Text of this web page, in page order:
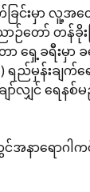
ြင်းမှာ လူ့အတွ
ဉ်တော် တန်ခိုး
ေ့ခရီးမှာ ခ
ရည်မှန်းချက်
ော်လျှင် ရေန
ာရောဂါကင်း